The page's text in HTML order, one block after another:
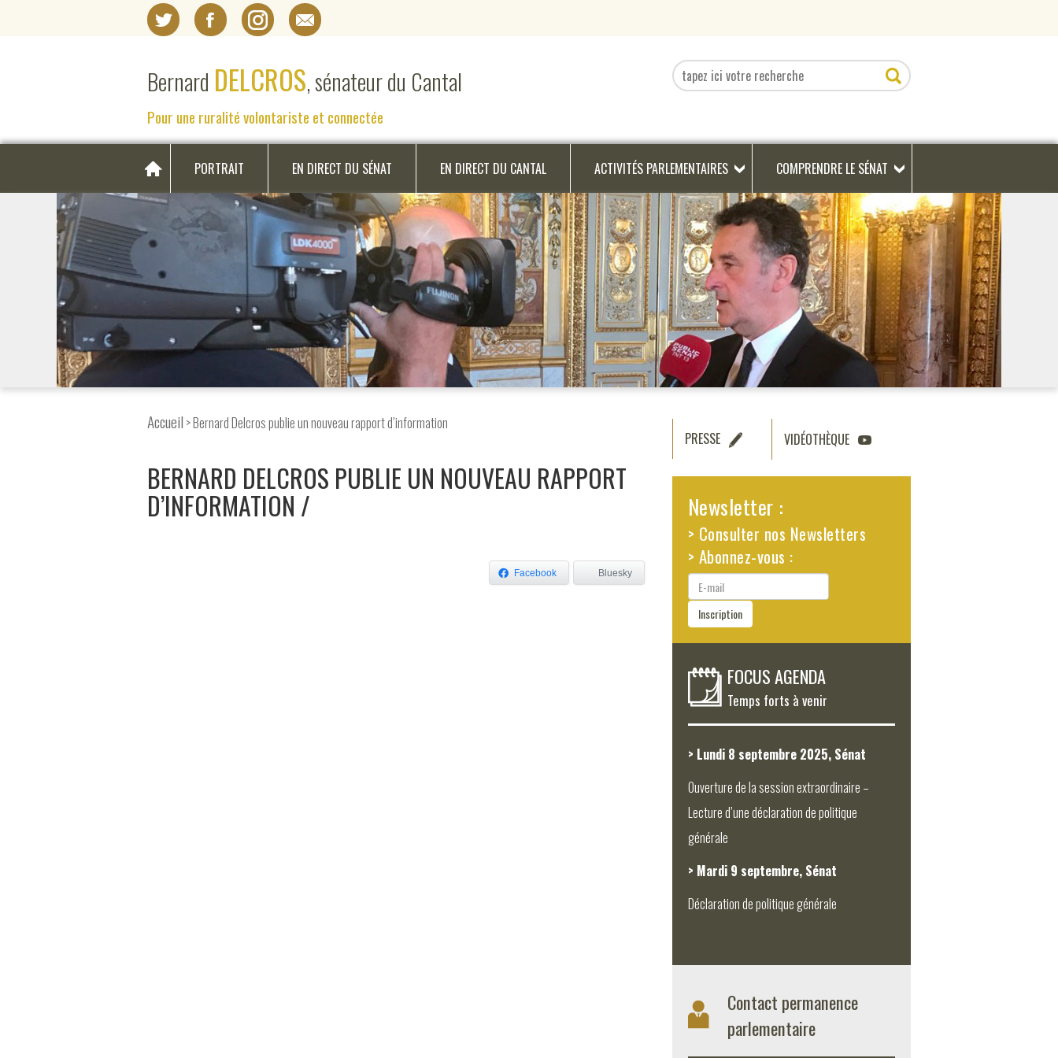
Bernard DELCROS, sénateur du Cantal
Pour une ruralité volontariste et connectée
PORTRAIT EN DIRECT DU SÉNAT EN DIRECT DU CANTAL ACTIVITÉS PARLEMENTAIRES COMPRENDRE LE SÉNAT
Accueil > Bernard Delcros publie un nouveau rapport d’information
BERNARD DELCROS PUBLIE UN NOUVEAU RAPPORT
D’INFORMATION
Facebook Bluesky
PRESSE VIDÉOTHÈQUE
Newsletter :
> Consulter nos Newsletters
> Abonnez-vous :
E-
mail
Inscription
FOCUS AGENDA
Temps forts à venir
> Lundi 8 septembre 2025, Sénat
Ouverture de la session extraordinaire –
Lecture d’une déclaration de politique
générale
> Mardi 9 septembre, Sénat
Déclaration de politique générale
Contact permanence
parlementaire